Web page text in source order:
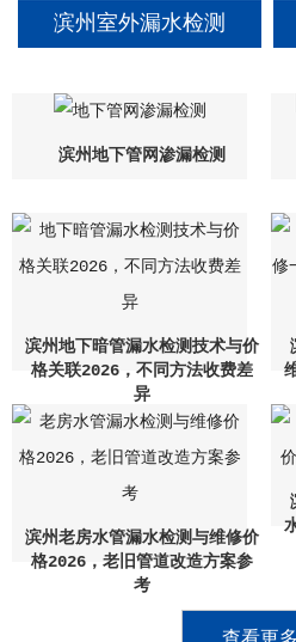
滨州室外漏水检测
滨州地下管网渗漏检测
滨州地下暗管漏水检测技术与价
格关联2026，不同方法收费差
异
滨州老房水管漏水检测与维修价
格2026，老旧管道改造方案参
考